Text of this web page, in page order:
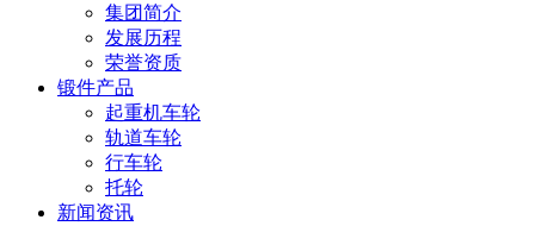
集团简介
发展历程
荣誉资质
锻件产品
起重机车轮
轨道车轮
行车轮
托轮
新闻资讯